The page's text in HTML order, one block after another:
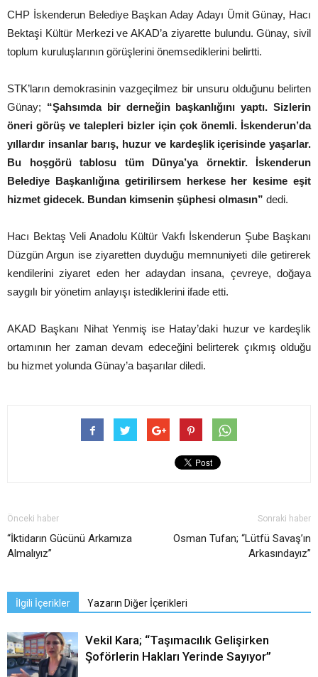
CHP İskenderun Belediye Başkan Aday Adayı Ümit Günay, Hacı
Bektaşi Kültür Merkezi ve AKAD’a ziyarette bulundu. Günay, sivil
toplum kuruluşlarının görüşlerini önemsediklerini belirtti.
STK’ların demokrasinin vazgeçilmez bir unsuru olduğunu belirten
Günay; “Şahsımda bir derneğin başkanlığını yaptı. Sizlerin
öneri görüş ve talepleri bizler için çok önemli. İskenderun’da
yıllardır insanlar barış, huzur ve kardeşlik içerisinde yaşarlar.
Bu hoşgörü tablosu tüm Dünya’ya örnektir. İskenderun
Belediye Başkanlığına getirilirsem herkese her kesime eşit
hizmet gidecek. Bundan kimsenin şüphesi olmasın” dedi.
Hacı Bektaş Veli Anadolu Kültür Vakfı İskenderun Şube Başkanı
Düzgün Argun ise ziyaretten duyduğu memnuniyeti dile getirerek
kendilerini ziyaret eden her adaydan insana, çevreye, doğaya
saygılı bir yönetim anlayışı istediklerini ifade etti.
AKAD Başkanı Nihat Yenmiş ise Hatay’daki huzur ve kardeşlik
ortamının her zaman devam edeceğini belirterek çıkmış olduğu
bu hizmet yolunda Günay’a başarılar diledi.
Önceki haber
“İktidarın Gücünü Arkamıza
Almalıyız”
Sonraki haber
Osman Tufan; “Lütfü Savaş’ın
Arkasındayız”
İlgili İçerikler Yazarın Diğer İçerikleri
Vekil Kara; “Taşımacılık Gelişirken
Şoförlerin Hakları Yerinde Sayıyor”